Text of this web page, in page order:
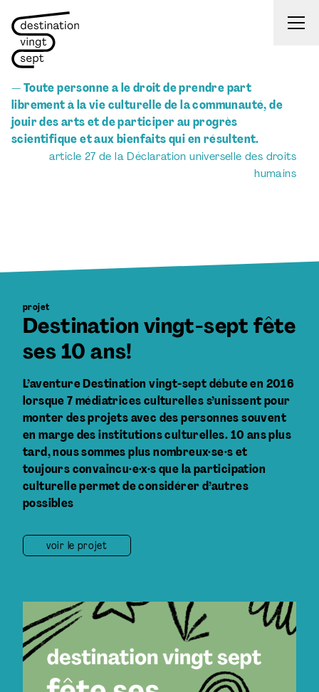
— Toute personne a le droit de prendre part
librement à la vie culturelle de la communauté, de
jouir des arts et de participer au progrès
scientifique et aux bienfaits qui en résultent.
article 27 de la Déclaration universelle des droits
humains
projet
Destination vingt-sept fête
ses 10 ans!
L’aventure Destination vingt-sept débute en 2016
lorsque 7 médiatrices culturelles s’unissent pour
monter des projets avec des personnes souvent
en marge des institutions culturelles. 10 ans plus
tard, nous sommes plus nombreux·se·s et
toujours convaincu·e·x·s que la participation
culturelle permet de considérer d’autres
possibles
voir le projet